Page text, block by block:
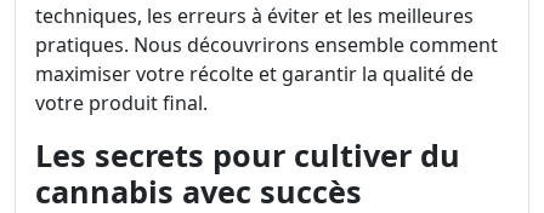
techniques, les erreurs à éviter et les meilleures
pratiques. Nous découvrirons ensemble comment
maximiser votre récolte et garantir la qualité de
votre produit final.
Les secrets pour cultiver du
cannabis avec succès